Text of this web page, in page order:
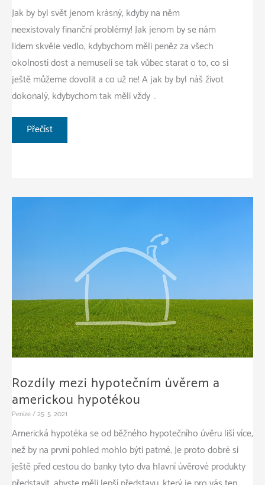
Jak by byl svět jenom krásný, kdyby na něm
neexistovaly finanční problémy! Jak jenom by se nám
lidem skvěle vedlo, kdybychom měli peněz za všech
okolností dost a nemuseli se tak vůbec starat o to, co si
ještě můžeme dovolit a co už ne! A jak by byl náš život
dokonalý, kdybychom tak měli vždy …
Jak
se
potížím?
Přečíst
Rozdíly mezi hypotečním úvěrem a
americkou hypotékou
Peníze/25. 5. 2021
Americká hypotéka se od běžného hypotečního úvěru liší více,
než by na první pohled mohlo býti patrné. Je proto dobré si
ještě před cestou do banky tyto dva hlavní úvěrové produkty